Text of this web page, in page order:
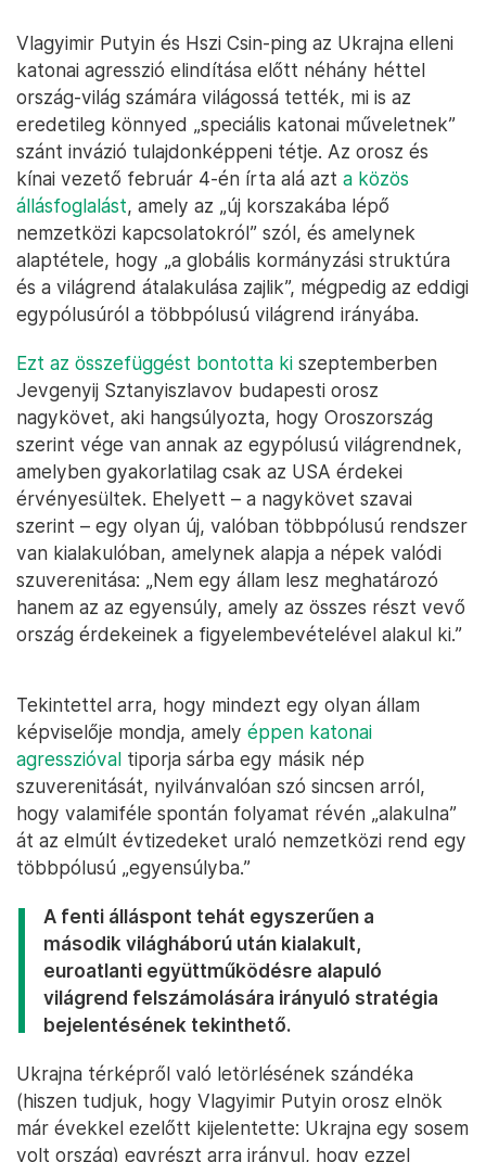
Vlagyimir Putyin és Hszi Csin-ping az Ukrajna elleni
katonai agresszió elindítása előtt néhány héttel
ország-világ számára világossá tették, mi is az
eredetileg könnyed „speciális katonai műveletnek”
szánt invázió tulajdonképpeni tétje. Az orosz és
kínai vezető február 4-én írta alá azt a közös
állásfoglalást, amely az „új korszakába lépő
nemzetközi kapcsolatokról” szól, és amelynek
alaptétele, hogy „a globális kormányzási struktúra
és a világrend átalakulása zajlik”, mégpedig az eddigi
egypólusúról a többpólusú világrend irányába.
Ezt az összefüggést bontotta ki szeptemberben
Jevgenyij Sztanyiszlavov budapesti orosz
nagykövet, aki hangsúlyozta, hogy Oroszország
szerint vége van annak az egypólusú világrendnek,
amelyben gyakorlatilag csak az USA érdekei
érvényesültek. Ehelyett – a nagykövet szavai
szerint – egy olyan új, valóban többpólusú rendszer
van kialakulóban, amelynek alapja a népek valódi
szuverenitása: „Nem egy állam lesz meghatározó
hanem az az egyensúly, amely az összes részt vevő
ország érdekeinek a figyelembevételével alakul ki.”
Tekintettel arra, hogy mindezt egy olyan állam
képviselője mondja, amely éppen katonai
agresszióval tiporja sárba egy másik nép
szuverenitását, nyilvánvalóan szó sincsen arról,
hogy valamiféle spontán folyamat révén „alakulna”
át az elmúlt évtizedeket uraló nemzetközi rend egy
többpólusú „egyensúlyba.”
A fenti álláspont tehát egyszerűen a
második világháború után kialakult,
euroatlanti együttműködésre alapuló
világrend felszámolására irányuló stratégia
bejelentésének tekinthető.
Ukrajna térképről való letörlésének szándéka
(hiszen tudjuk, hogy Vlagyimir Putyin orosz elnök
már évekkel ezelőtt kijelentette: Ukrajna egy sosem
volt ország) egyrészt arra irányul, hogy ezzel